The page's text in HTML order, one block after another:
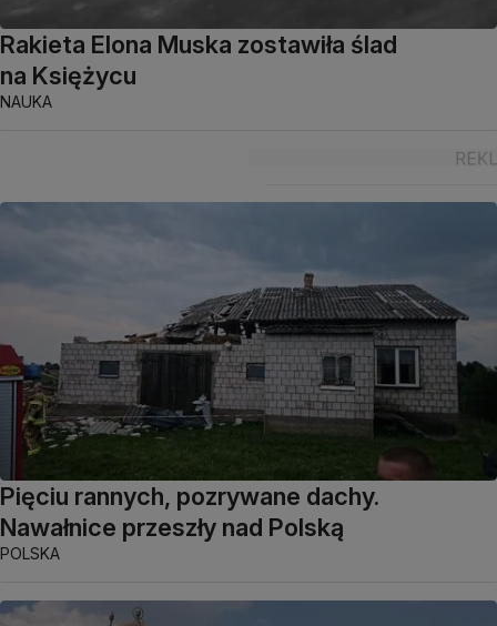
Rakieta Elona Muska zostawiła ślad
na Księżycu
NAUKA
Pięciu rannych, pozrywane dachy.
Nawałnice przeszły nad Polską
POLSKA